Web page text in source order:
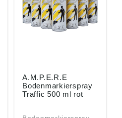
A.M.P.E.R.E
Bodenmarkierspray
Traffic 500 ml rot